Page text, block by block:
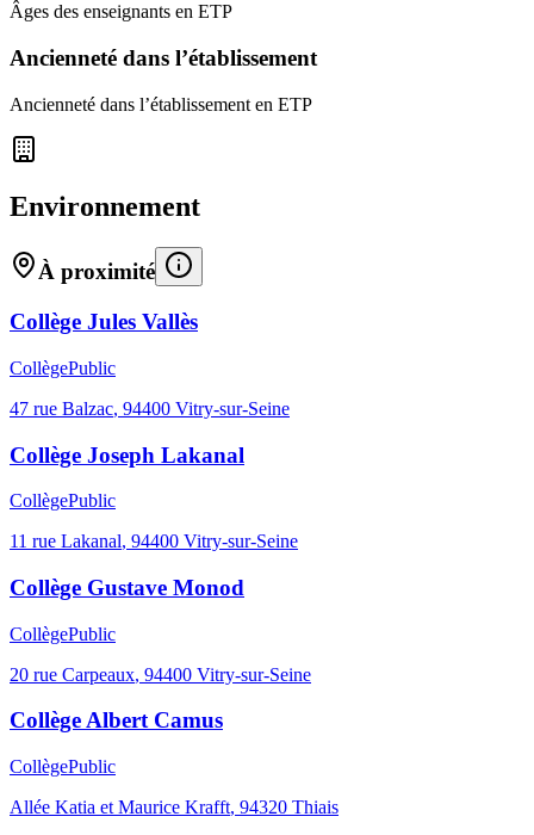
Âges des enseignants en ETP
Ancienneté dans l’établissement
Ancienneté dans l’établissement en ETP
Environnement
À proximité
Collège Jules Vallès
CollègePublic
47 rue Balzac, 94400 Vitry-sur-Seine
Collège Joseph Lakanal
CollègePublic
11 rue Lakanal, 94400 Vitry-sur-Seine
Collège Gustave Monod
CollègePublic
20 rue Carpeaux, 94400 Vitry-sur-Seine
Collège Albert Camus
CollègePublic
Allée Katia et Maurice Krafft, 94320 Thiais